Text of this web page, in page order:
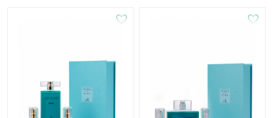
favorite favorite